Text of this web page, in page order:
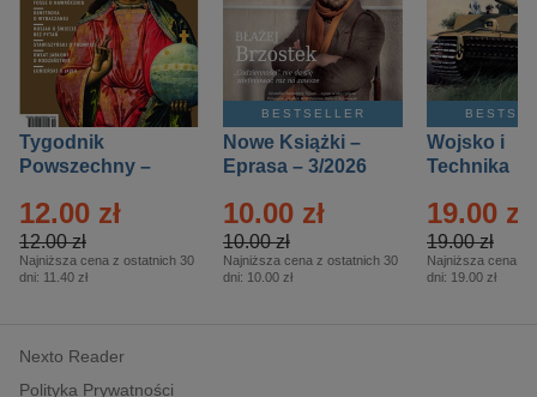
Tygodnik
Powszechny –
12.00 zł
12.00 zł
Najniższa cena z ostatnich 30
dni: 11.40 zł
BESTSELLER
Nowe Książki –
Eprasa – 3/2026
10.00 zł
10.00 zł
Najniższa cena z ostatnich 30
dni: 10.00 zł
Wojsko i
Technika
– 2/2026
19.00 zł
19.00 zł
Najniższa cena z
dni: 19.00 zł
Nexto Reader
Polityka Prywatności